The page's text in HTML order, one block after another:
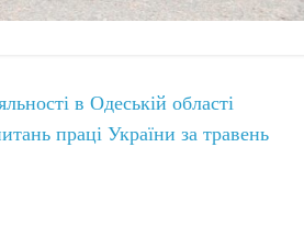
в Одеській області
праці України за травень